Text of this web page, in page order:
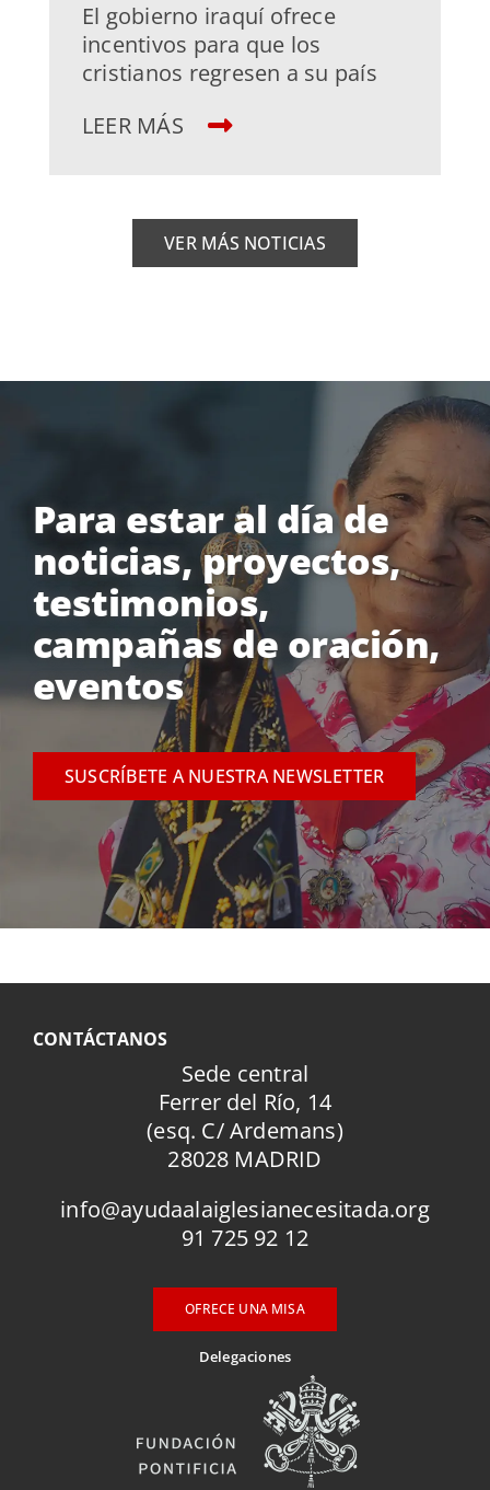
El gobierno iraquí ofrece
incentivos para que los
cristianos regresen a su país
LEER MÁS
VER MÁS NOTICIAS
Para estar al día de
noticias, proyectos,
testimonios,
campañas de oración,
eventos
SUSCRÍBETE A NUESTRA NEWSLETTER
CONTÁCTANOS
Sede central
Ferrer del Río, 14
(esq. C/ Ardemans)
28028 MADRID
info@ayudaalaiglesianecesitada.org
91 725 92 12
OFRECE UNA MISA
Delegaciones